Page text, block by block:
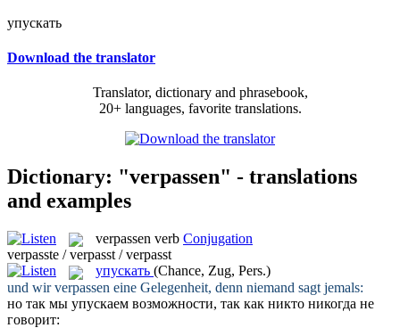
упускать
Download the translator
Translator, dictionary and phrasebook,
20+ languages, favorite translations.
Dictionary: "verpassen" - translations
and examples
verpassen verb Conjugation
verpasste / verpasst / verpasst
упускать (Chance, Zug, Pers.)
und wirverpassen eine Gelegenheit, denn niemand sagt jemals:
но так мы упускаем возможности, так как никто никогда не
говорит: